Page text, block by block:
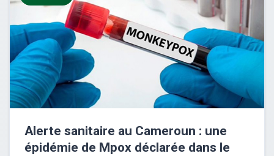
Alerte sanitaire au Cameroun : une
épidémie de Mpox déclarée dans le